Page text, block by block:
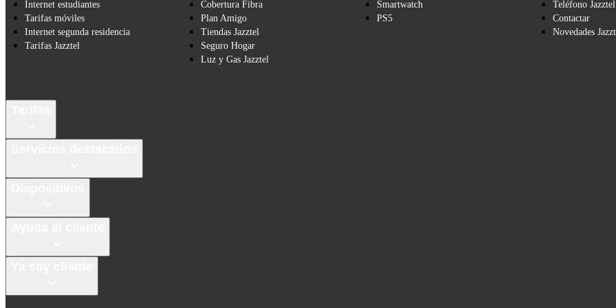
Internet estudiantes
Tarifas móviles
Internet segunda residencia
Tarifas Jazztel
Cobertura Fibra
Plan Amigo
Tiendas Jazztel
Seguro Hogar
Luz y Gas Jazztel
Smartwatch
PS5
Teléfono Jazztel
Contactar
Novedades